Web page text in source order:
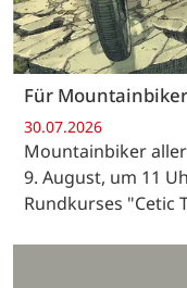
Für
30.07.2026
Mountainbiker
9. August, um 11
Rundkurses "Cetic